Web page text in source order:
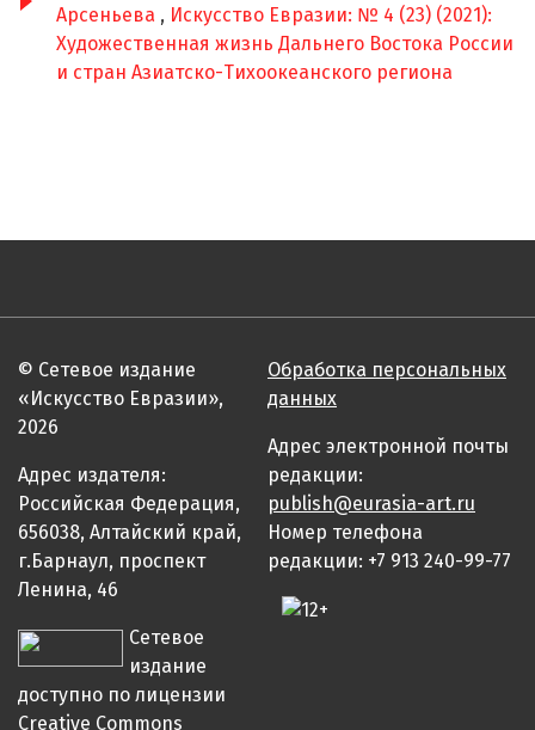
Арсеньева , Искусство Евразии: № 4 (23) (2021):
Художественная жизнь Дальнего Востока России
и стран Азиатско-Тихоокеанского региона
© Сетевое издание
«Искусство Евразии»,
2026
Адрес издателя:
Российская Федерация,
656038, Алтайский край,
г.Барнаул, проспект
Ленина, 46
Сетевое
издание
доступно по лицензии
Creative Commons
Обработка персональных
данных
Адрес электронной почты
редакции:
publish@eurasia-art.ru
Номер телефона
редакции: +7 913 240-99-77